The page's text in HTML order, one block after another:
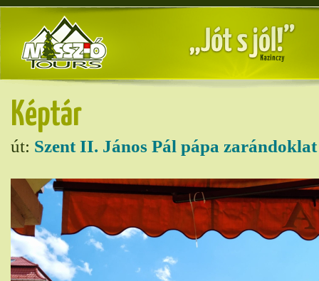
Képtár
út: Szent II. János Pál pápa zarándoklat